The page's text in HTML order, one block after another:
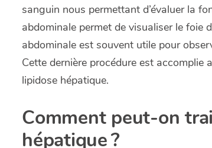
sanguin nous permettant d’évaluer la
abdominale permet de visualiser le foie
abdominale est souvent utile pour
Cette dernière procédure est
lipidose hépatique.
Comment peut-on
hépatique ?